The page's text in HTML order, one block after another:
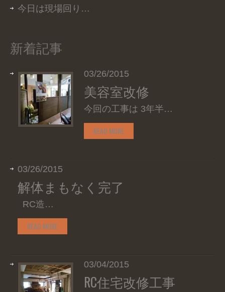
今日は現場回り…
新着記事
03/26/2015
美容室改修
今回の工事は 3年半…
READ MORE
03/26/2015
解体まもなく完了
RC造…
READ MORE
03/04/2015
RC住宅改修工事